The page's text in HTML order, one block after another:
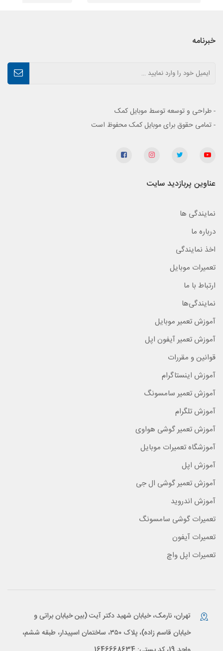
خبرنامه
- طراحی و توسعه توسط موبایل کمک
- تمامی حقوق برای موبایل کمک محفوظ است
عناوین پربازدید سایت
نمایندگی ها
درباره ما
اخذ نمایندگی
تعمیرات موبایل
ارتباط با ما
نمایندگی‌ها
آموزش تعمیر موبایل
آموزش تعمیر آیفون اپل
قوانین و مقررات
آموزش اینستاگرام
آموزش تعمیر سامسونگ
آموزش تلگرام
آموزش تعمیر گوشی هواوی
آموزشگاه تعمیرات موبایل
آموزش اپل
آموزش تعمیر گوشی ال جی
آموزش اندروید
تعمیرات گوشی سامسونگ
تعمیرات آیفون
تعمیرات اپل واچ
تهران، نارمک، خیابان شهید دکتر آیت (بین خیابان براتی و
خیابان قاسم زاده)، پلاک ۳۵۰، ساختمان اسپیدار، طبقه ششم،